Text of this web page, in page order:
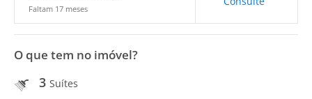
Faltam 17 meses
O que tem no imóvel?
3 Suítes